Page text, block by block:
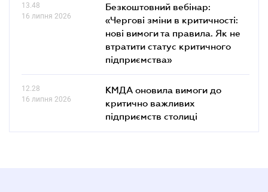
13.48
16 липня 2026
Безкоштовний вебінар:
«Чергові зміни в критичності:
нові вимоги та правила. Як не
втратити статус критичного
підприємства»
12.28
16 липня 2026
КМДА оновила вимоги до
критично важливих
підприємств столиці